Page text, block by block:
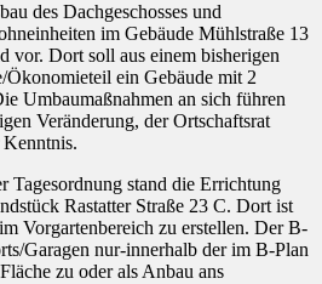
des Dachgeschosses und
im Gebäude Mühlstraße 13
vor. Dort soll aus einem bisherigen
ein Gebäude mit 2
Umbaumaßnahmen an sich führen
Veränderung, der Ortschaftsrat
Kenntnis.
Tagesordnung stand die Errichtung
Rastatter Straße 23 C. Dort ist
Vorgartenbereich zu erstellen. Der B-
Garagen nur-innerhalb der im B-Plan
zu oder als Anbau ans